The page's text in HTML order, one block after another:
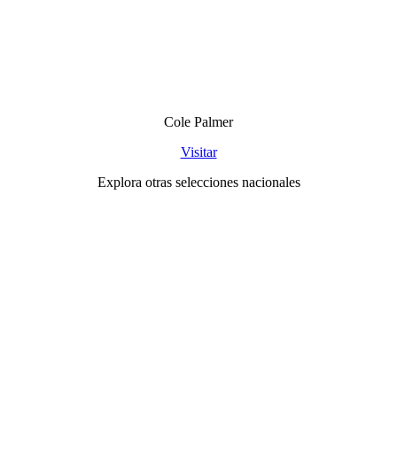
Cole Palmer
Visitar
Explora otras selecciones nacionales